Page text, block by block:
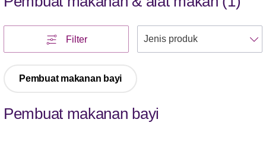
Filter
Pembuat makanan bayi
Pembuat makanan bayi